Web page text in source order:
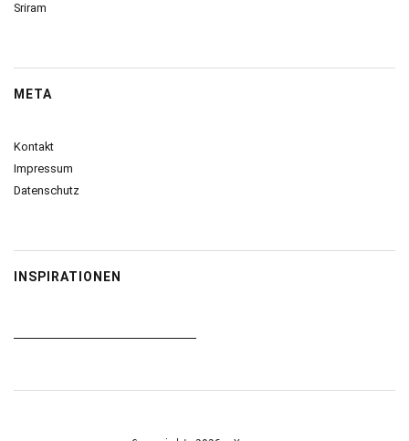
Sriram
META
Kontakt
Impressum
Datenschutz
INSPIRATIONEN